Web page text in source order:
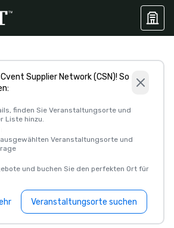
Supplier Network (CSN)! So
finden Sie Veranstaltungsorte und
Liste hinzu.
Veranstaltungsorte und
und buchen Sie den perfekten Ort für
Veranstaltungsorte suchen